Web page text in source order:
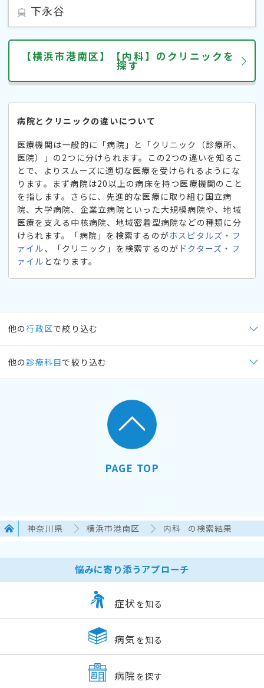
下永谷
【横浜市港南区】【内科】のクリニックを
探す
病院とクリニックの違いについて
医療機関は一般的に「病院」と「クリニック（診療所、
医院）」の2つに分けられます。この2つの違いを知るこ
とで、よりスムーズに適切な医療を受けられるようにな
ります。まず病院は20以上の病床を持つ医療機関のこと
を指します。さらに、先進的な医療に取り組む国立病
院、大学病院、企業立病院といった大規模病院や、地域
医療を支える中核病院、地域密着型病院などの種類に分
けられます。「病院」を検索するのがホスピタルズ・フ
ァイル、「クリニック」を検索するのが ドクターズ・フ
ァイル となります。
他の行政区で絞り込む
他の 診療科目で絞り込む
PAGE TOP
神奈川県 横浜市港南区 内科 の検索結果
悩みに寄り添うアプローチ
症状 を知る
病気 を知る
病院 を探す